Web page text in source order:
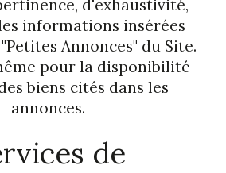
d'exhaustivité,
informations insérées
Annonces" du Site.
pour la disponibilité
biens cités dans les
annonces.
de